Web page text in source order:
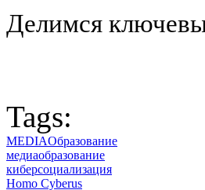
Делимся
Tags:
MEDIAОбразование
медиаобразование
киберсоциализация
Homo Cyberus